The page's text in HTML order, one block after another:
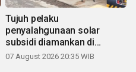
Tujuh pelaku
penyalahgunaan solar
subsidi diamankan di
Sumbar
07 August 2026 20:35 WIB